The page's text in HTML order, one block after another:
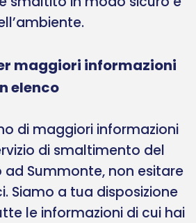
maggiori informazioni
elenco
di maggiori informazioni
di smaltimento del
Summonte, non esitare
Siamo a tua disposizione
le informazioni di cui hai